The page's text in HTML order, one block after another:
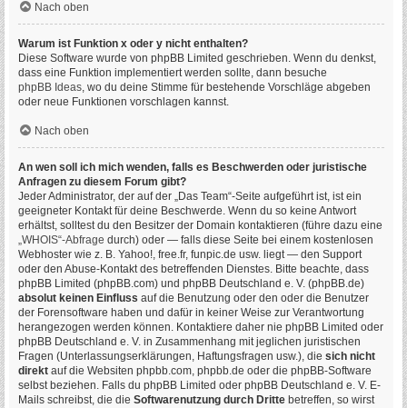
Nach oben
Warum ist Funktion x oder y nicht enthalten?
Diese Software wurde von phpBB Limited geschrieben. Wenn du denkst,
dass eine Funktion implementiert werden sollte, dann besuche
phpBB Ideas, wo du deine Stimme für bestehende Vorschläge abgeben
oder neue Funktionen vorschlagen kannst.
Nach oben
An wen soll ich mich wenden, falls es Beschwerden oder juristische
Anfragen zu diesem Forum gibt?
Jeder Administrator, der auf der „Das Team“-Seite aufgeführt ist, ist ein
geeigneter Kontakt für deine Beschwerde. Wenn du so keine Antwort
erhältst, solltest du den Besitzer der Domain kontaktieren (führe dazu eine
„WHOIS“-Abfrage durch) oder — falls diese Seite bei einem kostenlosen
Webhoster wie z. B. Yahoo!, free.fr, funpic.de usw. liegt — den Support
oder den Abuse-Kontakt des betreffenden Dienstes. Bitte beachte, dass
phpBB Limited (phpBB.com) und phpBB Deutschland e. V. (phpBB.de)
absolut keinen Einfluss auf die Benutzung oder den oder die Benutzer
der Forensoftware haben und dafür in keiner Weise zur Verantwortung
herangezogen werden können. Kontaktiere daher nie phpBB Limited oder
phpBB Deutschland e. V. in Zusammenhang mit jeglichen juristischen
Fragen (Unterlassungserklärungen, Haftungsfragen usw.), die sich nicht
direkt auf die Websiten phpbb.com, phpbb.de oder die phpBB-Software
selbst beziehen. Falls du phpBB Limited oder phpBB Deutschland e. V. E-
Mails schreibst, die die Softwarenutzung durch Dritte betreffen, so wirst